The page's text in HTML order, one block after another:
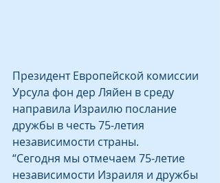
Президент Европейской комиссии
Урсула фон дер Ляйен в среду
направила Израилю послание
дружбы в честь 75-летия
независимости страны.
“Сегодня мы отмечаем 75-летие
независимости Израиля и дружбы